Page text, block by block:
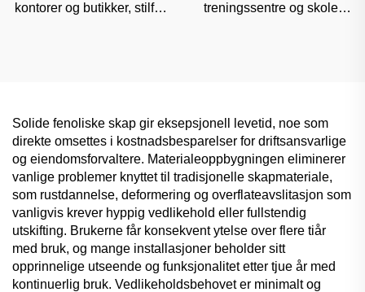
kontorer og butikker, stilfull
treningssentre og skoler,
Solide fenoliske skap gir eksepsjonell levetid, noe som
direkte omsettes i kostnadsbesparelser for driftsansvarlige
og eiendomsforvaltere. Materialeoppbygningen eliminerer
vanlige problemer knyttet til tradisjonelle skapmateriale,
som rustdannelse, deformering og overflateavslitasjon som
vanligvis krever hyppig vedlikehold eller fullstendig
utskifting. Brukerne får konsekvent ytelse over flere tiår
med bruk, og mange installasjoner beholder sitt
opprinnelige utseende og funksjonalitet etter tjue år med
kontinuerlig bruk. Vedlikeholdsbehovet er minimalt og